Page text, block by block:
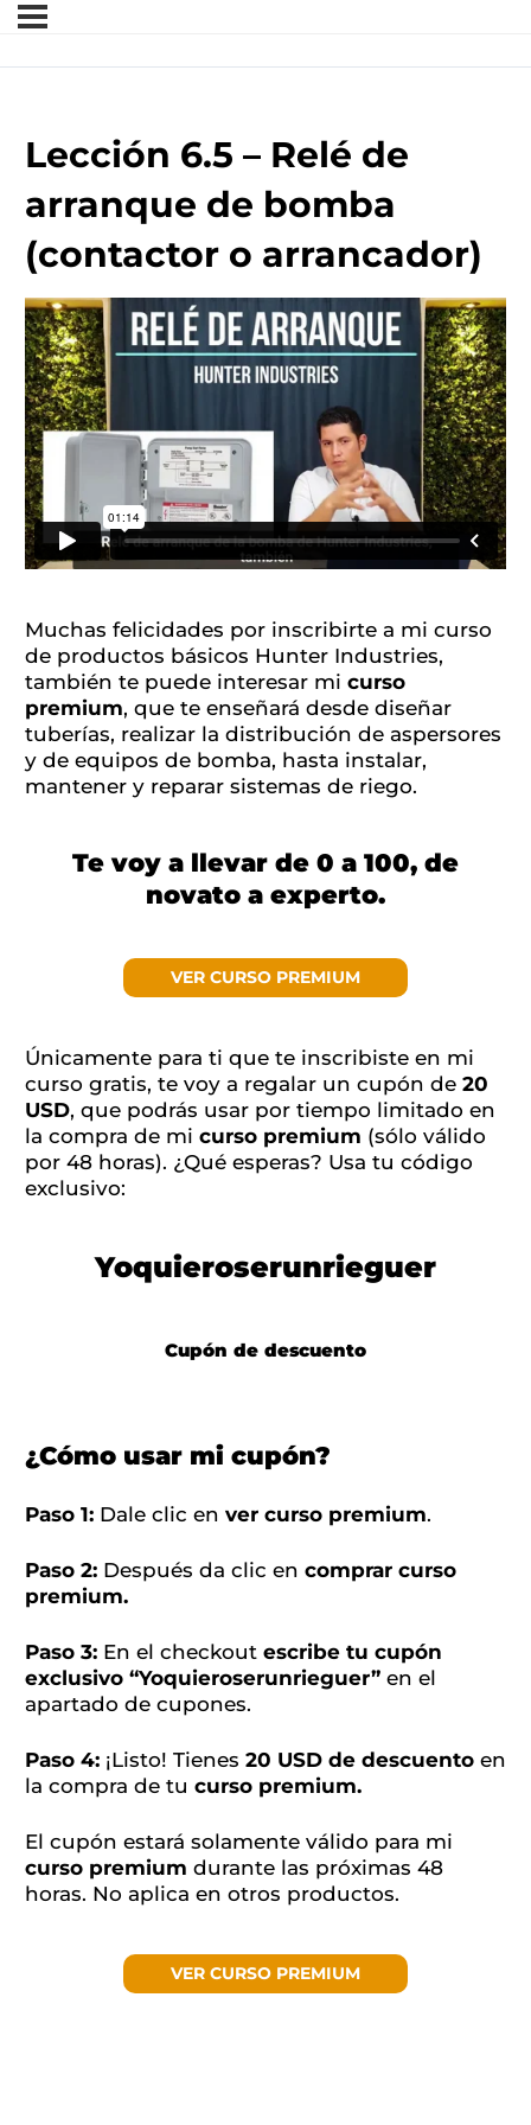
Lección 6.5 – Relé de
arranque de bomba
(contactor o arrancador)
Muchas felicidades por inscribirte a mi curso
de productos básicos Hunter Industries,
también te puede interesar mi curso
premium, que te enseñará desde diseñar
tuberías, realizar la distribución de aspersores
y de equipos de bomba, hasta instalar,
mantener y reparar sistemas de riego.
Te voy a llevar de 0 a 100, de
novato a experto.
VER CURSO PREMIUM
Únicamente para ti que te inscribiste en mi
curso gratis, te voy a regalar un cupón de 20
USD, que podrás usar por tiempo limitado en
la compra de mi curso premium (sólo válido
por 48 horas). ¿Qué esperas? Usa tu código
exclusivo:
Yoquieroserunrieguer
Cupón de descuento
¿Cómo usar mi cupón?
Paso 1: Dale clic en ver curso premium.
Paso 2: Después da clic en comprar curso
premium.
Paso 3: En el checkout escribe tu cupón
exclusivo “Yoquieroserunrieguer” en el
apartado de cupones.
Paso 4: ¡Listo! Tienes 20 USD de descuento en
la compra de tu curso premium.
El cupón estará solamente válido para mi
curso premium durante las próximas 48
horas. No aplica en otros productos.
VER CURSO PREMIUM